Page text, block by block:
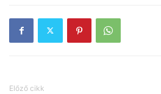
Előző cikk